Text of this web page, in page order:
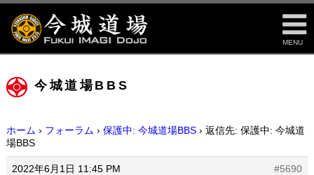
MENU
今城道場BBS
ホーム › フォーラム › 保護中: 今城道場BBS › 返信先: 保護中: 今城道
場BBS
2022年6月1日 11:45 PM
#5690